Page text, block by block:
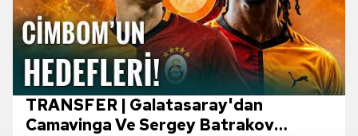
TRANSFER | Galatasaray'dan
Camavinga Ve Sergey Batrakov